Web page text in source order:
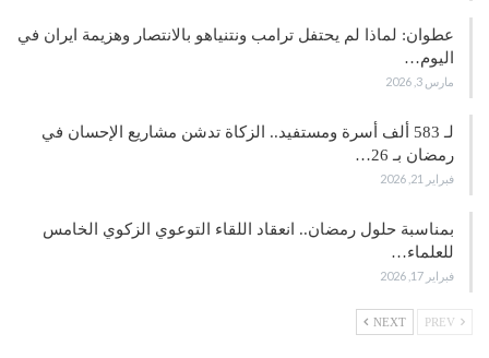
عطوان: لماذا لم يحتفل ترامب ونتنياهو بالانتصار وهزيمة ايران في
اليوم…
مارس 3, 2026
لـ 583 ألف أسرة ومستفيد.. الزكاة تدشن مشاريع الإحسان في
رمضان بـ 26…
فبراير 21, 2026
بمناسبة حلول رمضان.. انعقاد اللقاء التوعوي الزكوي الخامس
للعلماء…
فبراير 17, 2026
NEXT